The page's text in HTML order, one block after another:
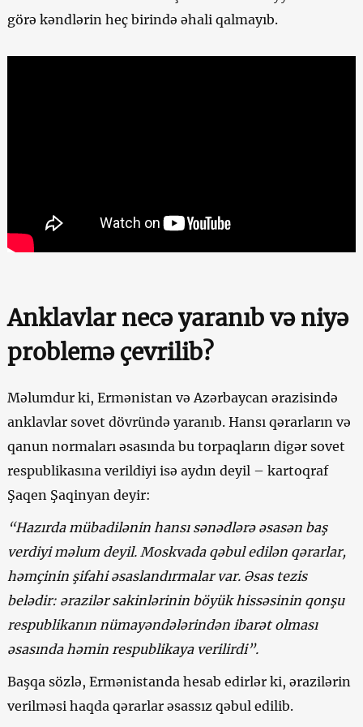
görə kəndlərin heç birində əhali qalmayıb.
Anklavlar necə yaranıb və niyə
problemə çevrilib?
Məlumdur ki, Ermənistan və Azərbaycan ərazisində
anklavlar sovet dövründə yaranıb. Hansı qərarların və
qanun normaları əsasında bu torpaqların digər sovet
respublikasına verildiyi isə aydın deyil – kartoqraf
Şaqen Şaqinyan deyir:
“Hazırda mübadilənin hansı sənədlərə əsasən baş
verdiyi məlum deyil. Moskvada qəbul edilən qərarlar,
həmçinin şifahi əsaslandırmalar var. Əsas tezis
belədir: ərazilər sakinlərinin böyük hissəsinin qonşu
respublikanın nümayəndələrindən ibarət olması
əsasında həmin respublikaya verilirdi”.
Başqa sözlə, Ermənistanda hesab edirlər ki, ərazilərin
verilməsi haqda qərarlar əsassız qəbul edilib.